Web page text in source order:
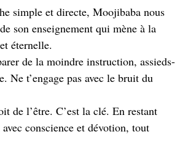
simple et directe, Moojibaba nous
son enseignement qui mène à la
éternelle.
de la moindre instruction, assieds-
Ne t’engage pas avec le bruit du
de l’être. C’est la clé. En restant
avec conscience et dévotion, tout